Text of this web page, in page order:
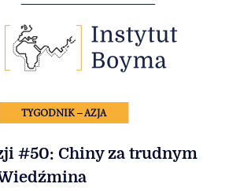
TYGODNIK – AZJA
#50: Chiny za trudnym